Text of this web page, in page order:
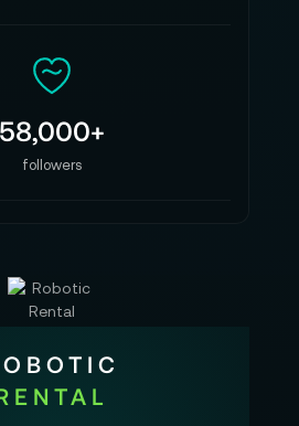
58,000+
followers